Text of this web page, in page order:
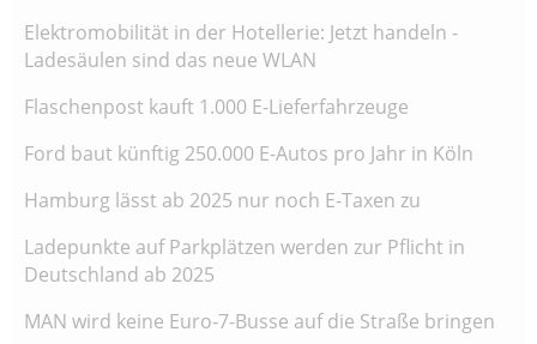
Elektromobilität in der Hotellerie: Jetzt handeln -
Ladesäulen sind das neue WLAN
Flaschenpost kauft 1.000 E-Lieferfahrzeuge
Ford baut künftig 250.000 E-Autos pro Jahr in Köln
Hamburg lässt ab 2025 nur noch E-Taxen zu
Ladepunkte auf Parkplätzen werden zur Pflicht in
Deutschland ab 2025
MAN wird keine Euro-7-Busse auf die Straße bringen